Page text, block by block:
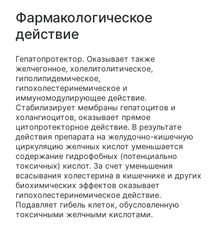
Фармакологическое
действие
Гепатопротектор. Оказывает также
желчегонное, холелитолитическое,
гиполипидемическое,
гипохолестеринемическое и
иммуномодулирующее действие.
Стабилизирует мембраны гепатоцитов и
холангиоцитов, оказывает прямое
цитопротекторное действие. В результате
действия препарата на желудочно-кишечную
циркуляцию желчных кислот уменьшается
содержание гидрофобных (потенциально
токсичных) кислот. За счет уменьшения
всасывания холестерина в кишечнике и других
биохимических эффектов оказывает
гипохолестеринемическое действие.
Подавляет гибель клеток, обусловленную
токсичными желчными кислотами.